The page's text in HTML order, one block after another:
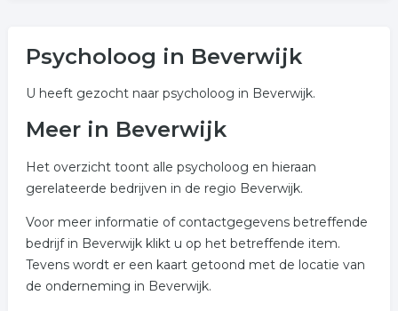
Psycholoog in Beverwijk
U heeft gezocht naar psycholoog in Beverwijk.
Meer in Beverwijk
Het overzicht toont alle psycholoog en hieraan
gerelateerde bedrijven in de regio Beverwijk.
Voor meer informatie of contactgegevens betreffende
bedrijf in Beverwijk klikt u op het betreffende item.
Tevens wordt er een kaart getoond met de locatie van
de onderneming in Beverwijk.